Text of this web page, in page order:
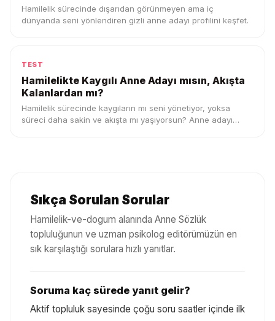
Hamilelik sürecinde dışarıdan görünmeyen ama iç
dünyanda seni yönlendiren gizli anne adayı profilini keşfet.
TEST
Hamilelikte Kaygılı Anne Adayı mısın, Akışta
Kalanlardan mı?
Hamilelik sürecinde kaygıların mı seni yönetiyor, yoksa
süreci daha sakin ve akışta mı yaşıyorsun? Anne adayı
Sıkça Sorulan Sorular
Hamilelik-ve-dogum alanında Anne Sözlük
topluluğunun ve uzman psikolog editörümüzün en
sık karşılaştığı sorulara hızlı yanıtlar.
Soruma kaç sürede yanıt gelir?
Aktif topluluk sayesinde çoğu soru saatler içinde ilk